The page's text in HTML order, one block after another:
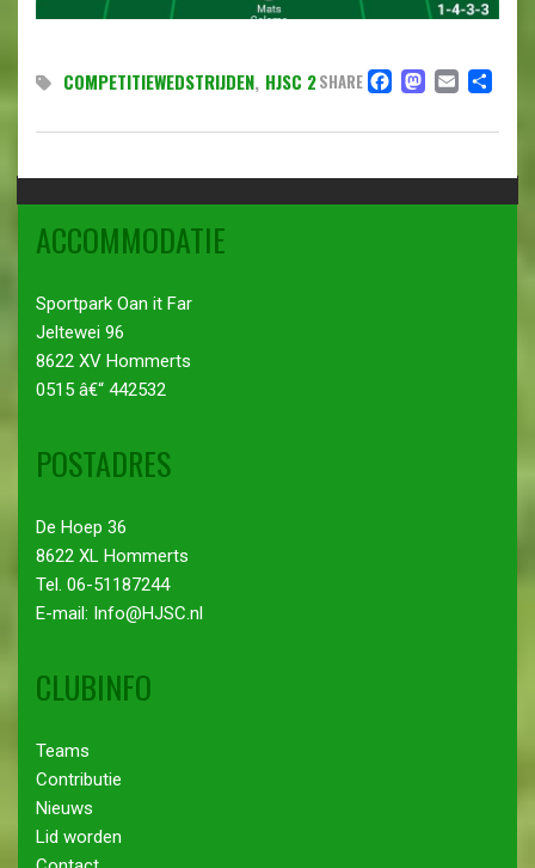
COMPETITIEWEDSTRIJDEN, HJSC 2SHARE
ACCOMMODATIE
Sportpark Oan it Far
Jeltewei 96
8622 XV Hommerts
0515 â€“ 442532
POSTADRES
De Hoep 36
8622 XL Hommerts
Tel. 06-51187244
E-mail: Info@HJSC.nl
CLUBINFO
Teams
Contributie
Nieuws
Lid worden